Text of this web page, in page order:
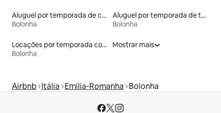
Aluguel por temporada de casas de veraneio
Bolonha
Aluguel por temporada de townhouses
Bolonha
Locações por temporada com piscina
Bolonha
Mostrar mais
Airbnb Itália Emília-Romanha Bolonha